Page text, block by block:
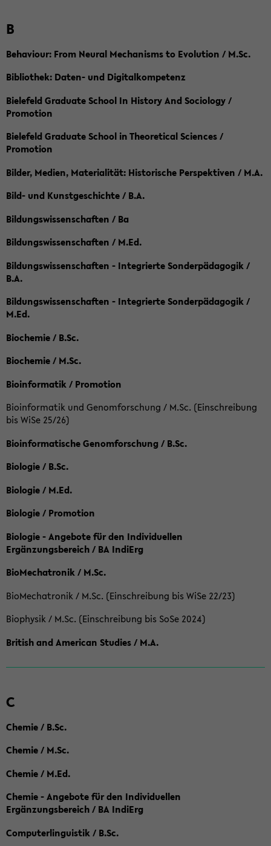
B
Behaviour: From Neural Mechanisms to Evolution / M.Sc.
Bibliothek: Daten- und Digitalkompetenz
Bielefeld Graduate School In History And Sociology /
Promotion
Bielefeld Graduate School in Theoretical Sciences /
Promotion
Bilder, Medien, Materialität: Historische Perspektiven / M.A.
Bild- und Kunstgeschichte / B.A.
Bildungswissenschaften / Ba
Bildungswissenschaften / M.Ed.
Bildungswissenschaften - Integrierte Sonderpädagogik /
B.A.
Bildungswissenschaften - Integrierte Sonderpädagogik /
M.Ed.
Biochemie / B.Sc.
Biochemie / M.Sc.
Bioinformatik / Promotion
Bioinformatik und Genomforschung / M.Sc. (Einschreibung
bis WiSe 25/26)
Bioinformatische Genomforschung / B.Sc.
Biologie / B.Sc.
Biologie / M.Ed.
Biologie / Promotion
Biologie - Angebote für den Individuellen
Ergänzungsbereich / BA IndiErg
BioMechatronik / M.Sc.
BioMechatronik / M.Sc. (Einschreibung bis WiSe 22/23)
Biophysik / M.Sc. (Einschreibung bis SoSe 2024)
British and American Studies / M.A.
C
Chemie / B.Sc.
Chemie / M.Sc.
Chemie / M.Ed.
Chemie - Angebote für den Individuellen
Ergänzungsbereich / BA IndiErg
Computerlinguistik / B.Sc.